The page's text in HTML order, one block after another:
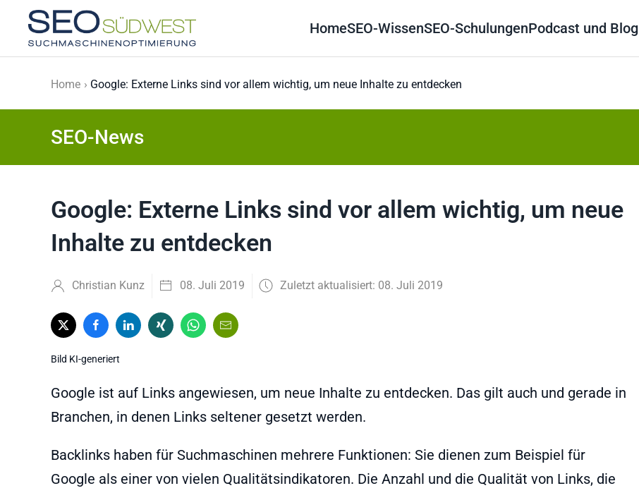
Skip to main content
HomeSEO-WissenSEO-SchulungenPodcast und Blog
Home Google: Externe Links sind vor allem wichtig, um neue Inhalte zu entdecken
SEO-News
Google: Externe Links sind vor allem wichtig, um neue
Inhalte zu entdecken
Christian Kunz 08. Juli 2019 Zuletzt aktualisiert: 08. Juli 2019
Bild KI-generiert
Google ist auf Links angewiesen, um neue Inhalte zu entdecken. Das gilt auch und gerade in
Branchen, in denen Links seltener gesetzt werden.
Backlinks haben für Suchmaschinen mehrere Funktionen: Sie dienen zum Beispiel für
Google als einer von vielen Qualitätsindikatoren. Die Anzahl und die Qualität von Links, die